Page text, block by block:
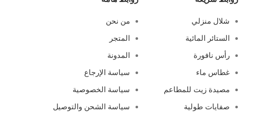
شلال منزلي
الستائر المائية
رأس نافورة
غطاس ماء
مصيدة زيت للمطاعم
صفايات طولية
من نحن
المتجر
المدونة
سياسة الإرجاع
سياسة الخصوصية
سياسة الشحن والتوصيل